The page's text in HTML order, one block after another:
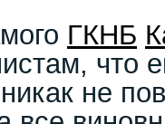
ГКНБ
что
не